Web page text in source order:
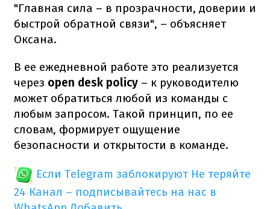
"Главная сила – в прозрачности, доверии и
быстрой обратной связи", – объясняет
Оксана.
В ее ежедневной работе это реализуется
через open desk policy – к руководителю
может обратиться любой из команды с
любым запросом. Такой принцип, по ее
словам, формирует ощущение
безопасности и открытости в команде.
Если Telegram заблокируют Не теряйте
24 Канал – подписывайтесь на нас в